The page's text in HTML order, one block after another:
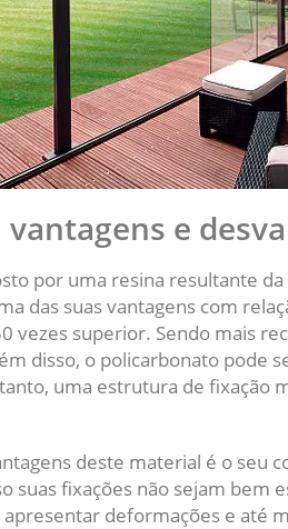
e
por uma resina resultante
das suas vantagens com
vezes superior. Sendo mais
disso, o policarbonato pode
uma estrutura de fixação
deste material é o seu
suas fixações não sejam bem
apresentar deformações e até